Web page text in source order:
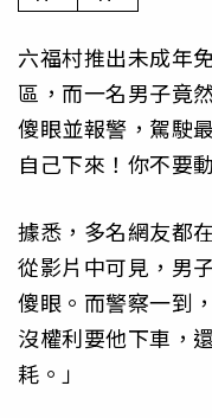
六福村推出未成年
區，而一名男子竟
傻眼並報警，駕駛
自己下來！你不要
據悉，多名網友都
從影片中可見，男
傻眼。而警察一到
沒權利要他下車，
耗。」